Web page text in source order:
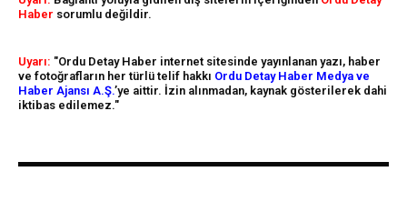
Haber sorumlu değildir.
Uyarı: "Ordu Detay Haber internet sitesinde yayınlanan yazı, haber
ve fotoğrafların her türlü telif hakkı Ordu Detay Haber Medya ve
Haber Ajansı A.Ş.’ye aittir. İzin alınmadan, kaynak gösterilerek dahi
iktibas edilemez."